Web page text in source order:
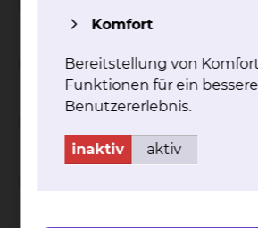
Komfort
Bereitstellung von
Funktionen für ein
Benutzererlebnis.
inaktiv aktiv